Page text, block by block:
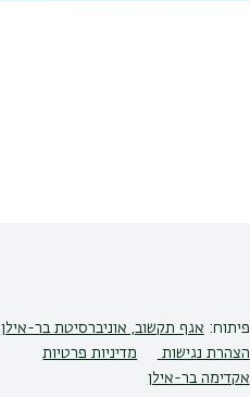
פיתוח: אגף תקשוב, אוניברסיטת בר-אילן
הצהרת נגישות
מדיניות פרטיות
אקדימה בר-אילן